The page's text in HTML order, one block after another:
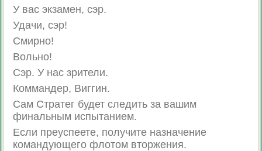
У вас экзамен, сэр.
Удачи, сэр!
Смирно!
Вольно!
Сэр. У нас зрители.
Коммандер, Виггин.
Сам Стратег будет следить за вашим
финальным испытанием.
Если преуспеете, получите назначение
командующего флотом вторжения.